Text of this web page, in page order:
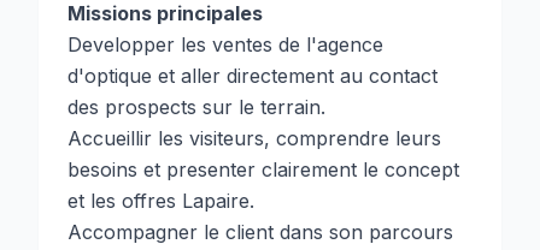
Missions principales
Developper les ventes de l'agence
d'optique et aller directement au contact
des prospects sur le terrain.
Accueillir les visiteurs, comprendre leurs
besoins et presenter clairement le concept
et les offres Lapaire.
Accompagner le client dans son parcours